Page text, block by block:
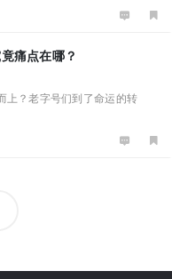
痛点在哪？
上？老字号们到了命运的转